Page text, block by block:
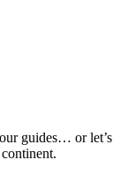
guides… or let’s